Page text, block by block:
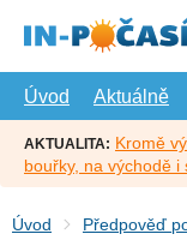
hlavní
Úvod
Aktuálně
AKTUALITA: Kromě
bouřky, na východě i
Úvod Předpověď